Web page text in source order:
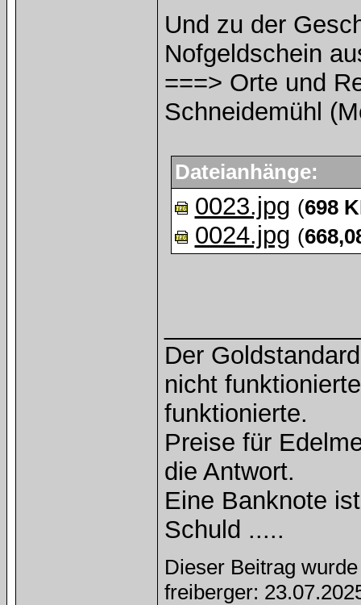
Und zu der
Nofgeldschein
===> Orte und
Schneidemühl
Dateianhänge:
0023.jpg (698
0024.jpg (
Der
nicht
funktionierte.
Preise für
die Antwort.
Eine Banknote
Schuld .....
Dieser Beitrag
freiberger: